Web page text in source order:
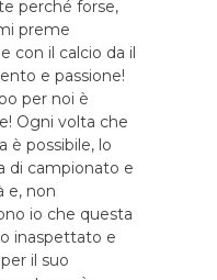
perché forse,
preme
con il calcio da il
e passione!
per noi è
Ogni volta che
è possibile, lo
di campionato e
e, non
io che questa
inaspettato e
il suo